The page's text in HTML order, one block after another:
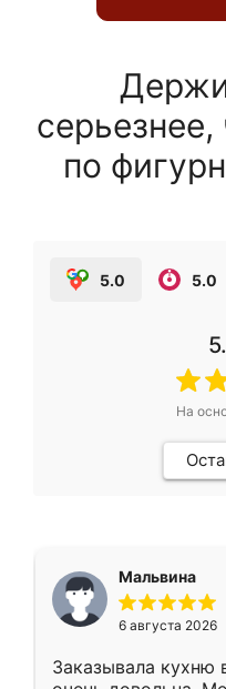
по
5.0 5.0
На
Мальвина
6 августа 2026
Заказывала кухню